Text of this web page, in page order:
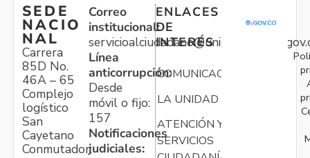
SEDE
NACIO
NAL
Carrera
85D No.
46A – 65
Complejo
logístico
San
Cayetano
Conmutador:
Correo
institucional:
Línea
anticorrupción:
Desde
móvil o fijo:
157
Notificaciones
judiciales:
ENLACES
DE
INTERÉS
COMUNICACIONES
LA UNIDAD
ATENCIÓN Y
SERVICIOS